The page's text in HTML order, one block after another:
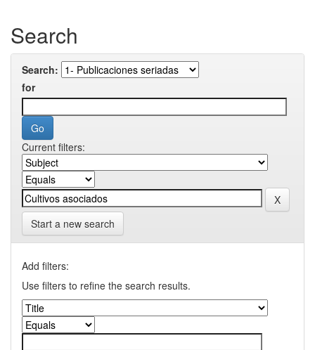
Search
Search:
for
Current filters:
Start a new search
Add filters:
Use filters to refine the search results.